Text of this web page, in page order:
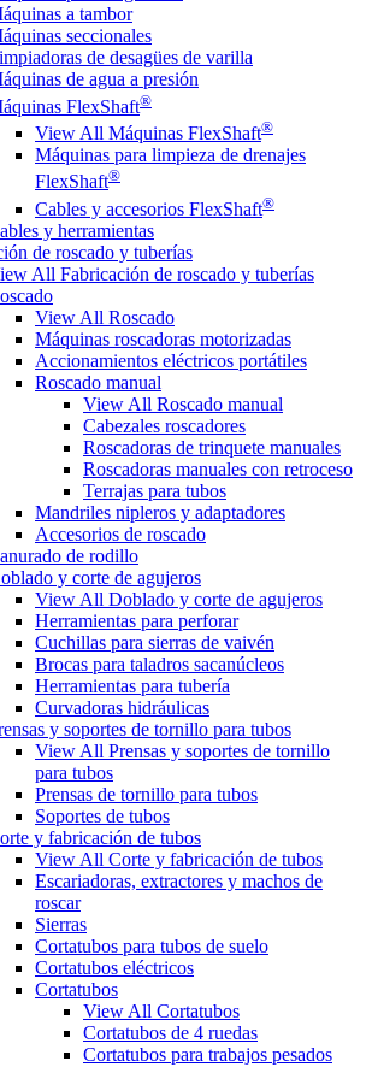
a tambor
seccionales
de desagües de varilla
de agua a presión
FlexShaft®
View All Máquinas FlexShaft®
Máquinas para limpieza de drenajes
FlexShaft®
Cables y accesorios FlexShaft®
y herramientas
de roscado y tuberías
All Fabricación de roscado y tuberías
View All Roscado
Máquinas roscadoras motorizadas
Accionamientos eléctricos portátiles
Roscado manual
View All Roscado manual
Cabezales roscadores
Roscadoras de trinquete manuales
Roscadoras manuales con retroceso
Terrajas para tubos
Mandriles nipleros y adaptadores
Accesorios de roscado
de rodillo
y corte de agujeros
View All Doblado y corte de agujeros
Herramientas para perforar
Cuchillas para sierras de vaivén
Brocas para taladros sacanúcleos
Herramientas para tubería
Curvadoras hidráulicas
y soportes de tornillo para tubos
View All Prensas y soportes de tornillo
para tubos
Prensas de tornillo para tubos
Soportes de tubos
y fabricación de tubos
View All Corte y fabricación de tubos
Escariadoras, extractores y machos de
roscar
Sierras
Cortatubos para tubos de suelo
Cortatubos eléctricos
Cortatubos
View All Cortatubos
Cortatubos de 4 ruedas
Cortatubos para trabajos pesados